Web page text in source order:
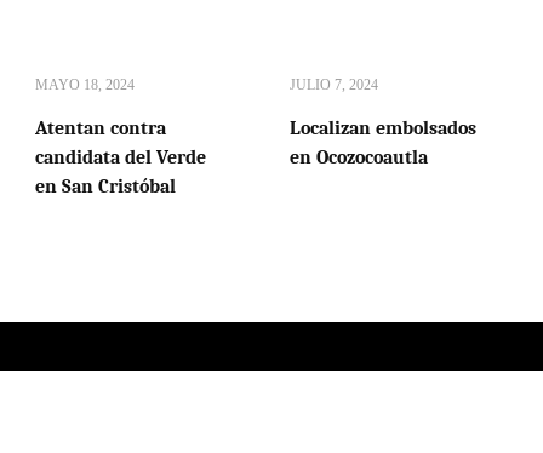
MAYO 18, 2024
Atentan contra
candidata del Verde
en San Cristóbal
JULIO 7, 2024
Localizan embolsados
en Ocozocoautla